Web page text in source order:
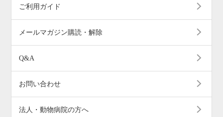
ご利用ガイド
メールマガジン購読・解除
Q&A
お問い合わせ
法人・動物病院の方へ